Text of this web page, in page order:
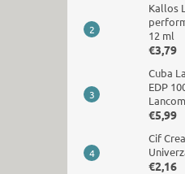
Kallos
12 ml
€3,79
Cuba
EDP
€5,99
Cif
€2,16